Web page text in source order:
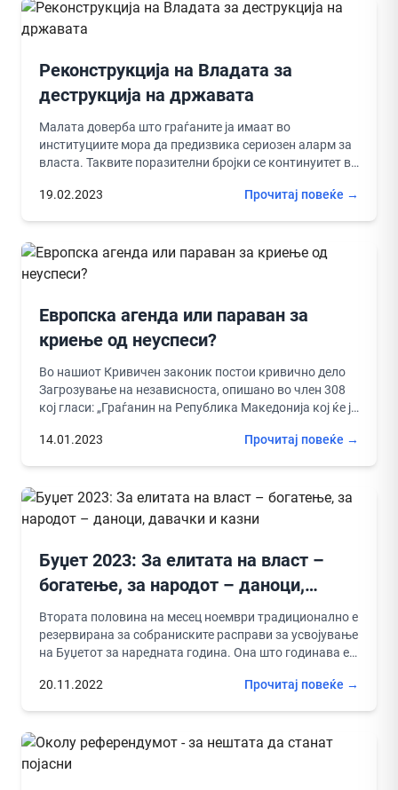
Реконструкција на Владата за
деструкција на државата
Малата доверба што граѓаните ја имаат во
институциите мора да предизвика сериозен аларм за
власта. Таквите поразителни бројки се континуитет во
19.02.2023
Прочитај повеќе →
Европска агенда или параван за
криење од неуспеси?
Во нашиот Кривичен законик постои кривично дело
Загрозување на независноста, опишано во член 308
кој гласи: „Граѓанин на Република Македонија кој ќе ја
14.01.2023
Прочитај повеќе →
Буџет 2023: За елитата на власт –
богатење, за народот – даноци,
давачки и казни
Втората половина на месец ноември традиционално е
резервирана за собраниските расправи за усвојување
на Буџетот за наредната година. Она што годинава е
20.11.2022
Прочитај повеќе →